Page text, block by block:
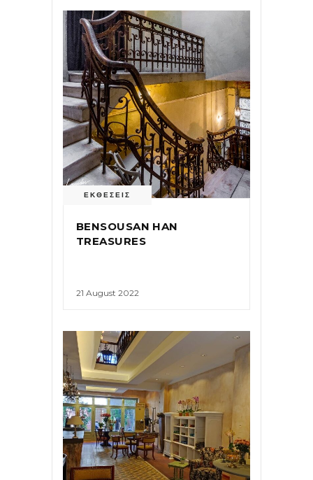
ΕΚΘΕΣΕΙΣ
BENSOUSAN HAN
TREASURES
21 August 2022